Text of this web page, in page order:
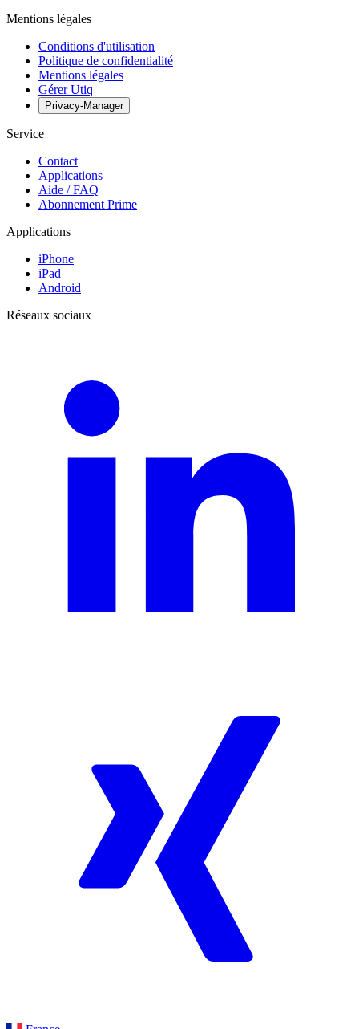
Mentions légales
Conditions d'utilisation
Politique de confidentialité
Mentions légales
Gérer Utiq
Privacy-Manager
Service
Contact
Applications
Aide / FAQ
Abonnement Prime
Applications
iPhone
iPad
Android
Réseaux sociaux